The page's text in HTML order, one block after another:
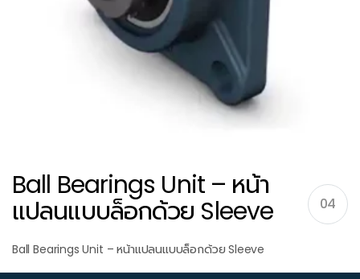
Ball Bearings Unit – หน้า
แปลนแบบล็อกด้วย Sleeve 04
Ball Bearings Unit – หน้าแปลนแบบล็อกด้วย Sleeve